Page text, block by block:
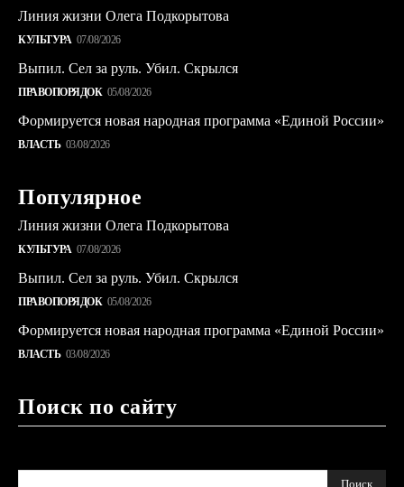
Линия жизни Олега Подкорытова
КУЛЬТУРА 07/08/2026
Выпил. Сел за руль. Убил. Скрылся
ПРАВОПОРЯДОК 05/08/2026
Формируется новая народная программа «Единой России»
ВЛАСТЬ 03/08/2026
Популярное
Линия жизни Олега Подкорытова
КУЛЬТУРА 07/08/2026
Выпил. Сел за руль. Убил. Скрылся
ПРАВОПОРЯДОК 05/08/2026
Формируется новая народная программа «Единой России»
ВЛАСТЬ 03/08/2026
Поиск по сайту
Поиск